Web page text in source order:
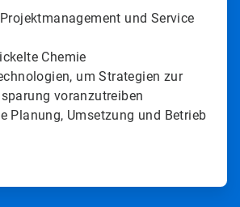
und Service
Chemie
um Strategien zur
voranzutreiben
Planung, Umsetzung und Betrieb